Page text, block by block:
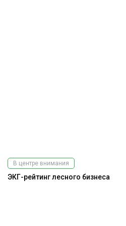
В центре внимания
ЭКГ-рейтинг лесного бизнеса